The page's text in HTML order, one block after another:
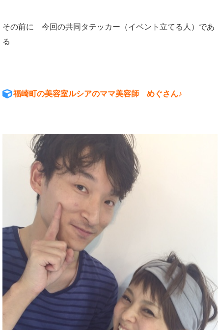
その前に 今回の共同タテッカー（イベント立てる人）であ
る
福崎町の美容室ルシアのママ美容師 めぐさん♪